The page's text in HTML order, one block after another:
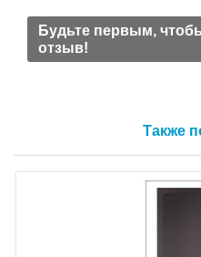
Будьте первым,
отзыв!
Также